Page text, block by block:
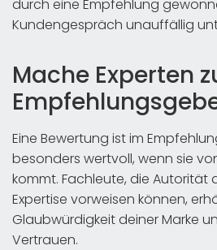
durch eine Empfehlung
Kundengespräch unauffällig
Mache Experten
Eine Bewertung ist im
besonders wertvoll, wenn sie
kommt. Fachleute, die Autorität
Expertise vorweisen können,
Glaubwürdigkeit deiner Marke
Vertrauen.